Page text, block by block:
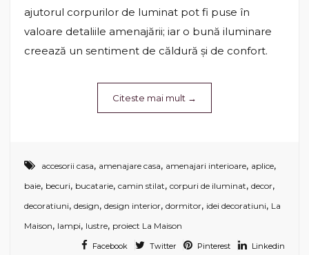
ajutorul corpurilor de luminat pot fi puse în
valoare detaliile amenajării; iar o bună iluminare
creează un sentiment de căldură și de confort.
Citeste mai mult →
accesorii casa, amenajare casa, amenajari interioare, aplice,
baie, becuri, bucatarie, camin stilat, corpuri de iluminat, decor,
decoratiuni, design, design interior, dormitor, idei decoratiuni, La
Maison, lampi, lustre, proiect La Maison
Facebook Twitter Pinterest Linkedin